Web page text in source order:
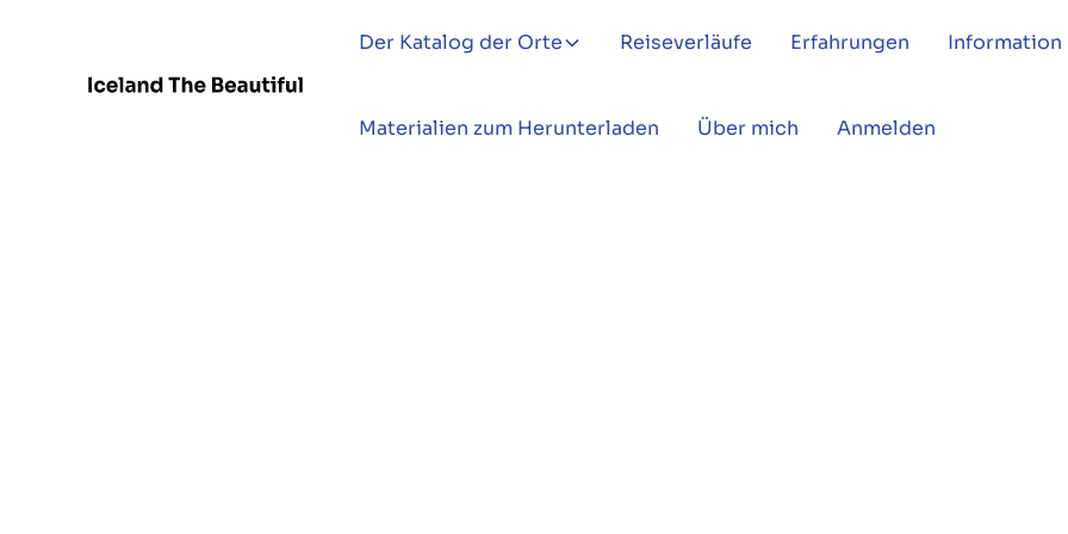
Der Katalog der Orte Reiseverläufe Erfahrungen Information
Materialien zum Herunterladen Über mich Anmelden